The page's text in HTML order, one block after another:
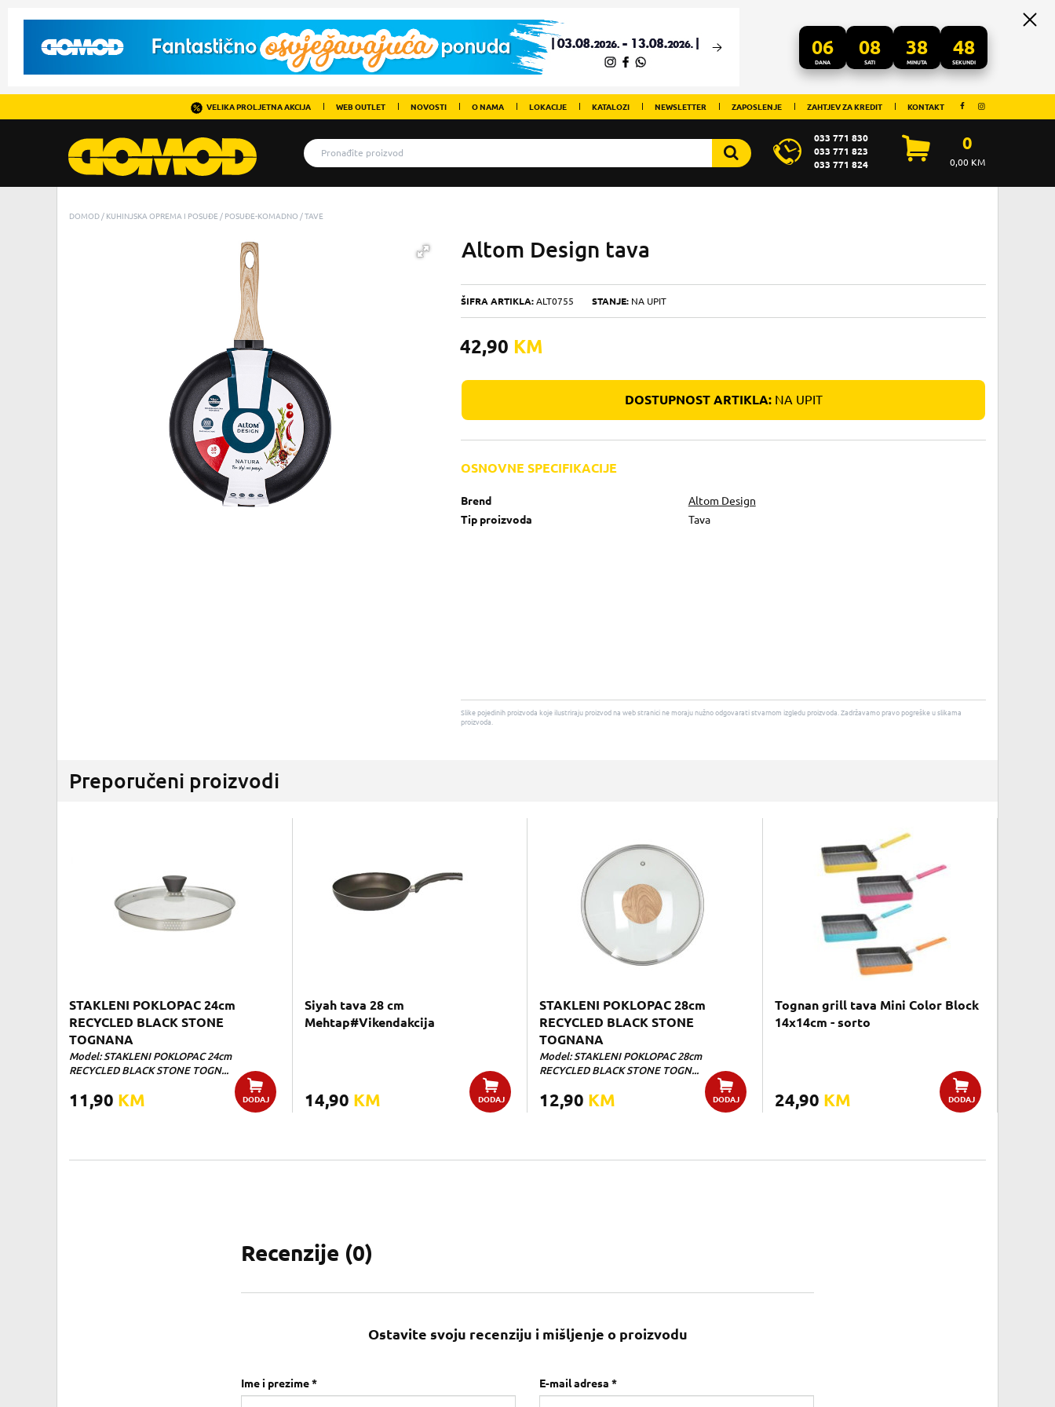
06
DANA
08
SATI
38
MINUTA
48
SEKUNDI
VELIKA PROLJETNA AKCIJA WEB OUTLET NOVOSTI O NAMA LOKACIJE KATALOZI NEWSLETTER ZAPOSLENJE ZAHTJEV ZA KREDIT KONTAKT
033 771 830
033 771 823
033 771 824
0
0,00KM
DOMOD KUHINJSKA OPREMA I POSUĐE POSUĐE-KOMADNO TAVE
Altom Design tava
ŠIFRA ARTIKLA: ALT0755 STANJE: NA UPIT
42,90 KM
DOSTUPNOST ARTIKLA:NA UPIT
OSNOVNE SPECIFIKACIJE
Brend
Altom Design
Tip proizvoda
Tava
Slike pojedinih proizvoda koje ilustriraju proizvod na web stranici ne moraju nužno odgovarati stvarnom izgledu proizvoda. Zadržavamo pravo pogreške u slikama
proizvoda.
Preporučeni proizvodi
STAKLENI POKLOPAC 24cm
RECYCLED BLACK STONE
TOGNANA
Model: STAKLENI POKLOPAC 24cm
RECYCLED BLACK STONE TOGN...
11,90 KM DODAJ
Siyah tava 28 cm
Mehtap#Vikendakcija
14,90 KM DODAJ
STAKLENI POKLOPAC 28cm
RECYCLED BLACK STONE
TOGNANA
Model: STAKLENI POKLOPAC 28cm
RECYCLED BLACK STONE TOGN...
12,90 KM DODAJ
Tognan grill tava Mini Color Block
14x14cm - sorto
24,90 KM DODAJ
Recenzije (0)
Ostavite svoju recenziju i mišljenje o proizvodu
Ime i prezime * E-mail adresa *